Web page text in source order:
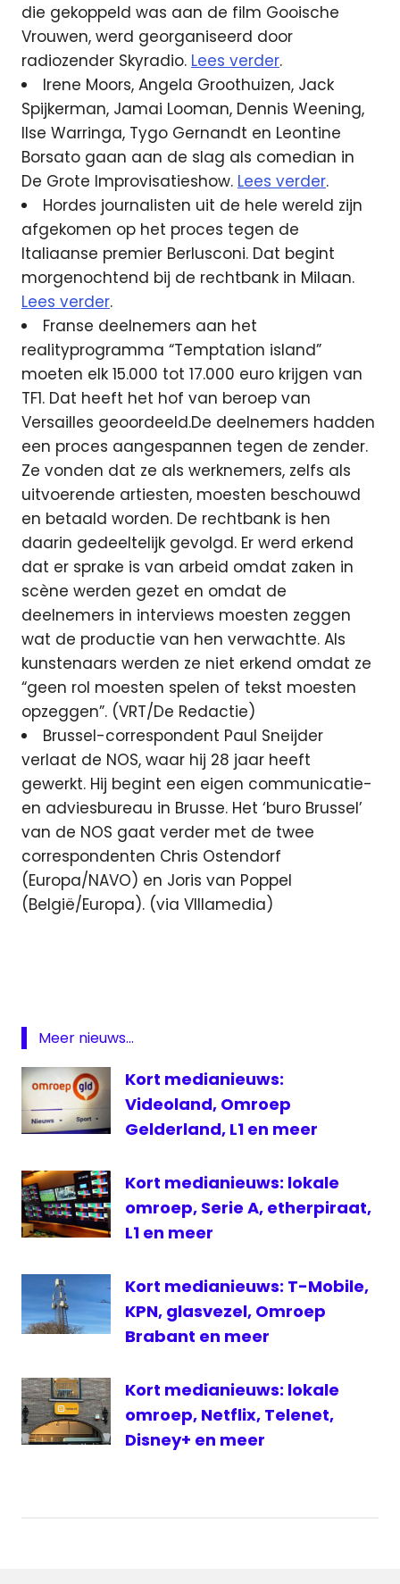
die gekoppeld was aan de film Gooische
Vrouwen, werd georganiseerd door
radiozender Skyradio. Lees verder.
Irene Moors, Angela Groothuizen, Jack
Spijkerman, Jamai Looman, Dennis Weening,
Ilse Warringa, Tygo Gernandt en Leontine
Borsato gaan aan de slag als comedian in
De Grote Improvisatieshow. Lees verder.
Hordes journalisten uit de hele wereld zijn
afgekomen op het proces tegen de
Italiaanse premier Berlusconi. Dat begint
morgenochtend bij de rechtbank in Milaan.
Lees verder.
Franse deelnemers aan het
realityprogramma “Temptation island”
moeten elk 15.000 tot 17.000 euro krijgen van
TF1. Dat heeft het hof van beroep van
Versailles geoordeeld.De deelnemers hadden
een proces aangespannen tegen de zender.
Ze vonden dat ze als werknemers, zelfs als
uitvoerende artiesten, moesten beschouwd
en betaald worden. De rechtbank is hen
daarin gedeeltelijk gevolgd. Er werd erkend
dat er sprake is van arbeid omdat zaken in
scène werden gezet en omdat de
deelnemers in interviews moesten zeggen
wat de productie van hen verwachtte. Als
kunstenaars werden ze niet erkend omdat ze
“geen rol moesten spelen of tekst moesten
opzeggen”. (VRT/De Redactie)
Brussel-correspondent Paul Sneijder
verlaat de NOS, waar hij 28 jaar heeft
gewerkt. Hij begint een eigen communicatie-
en adviesbureau in Brusse. Het ‘buro Brussel’
van de NOS gaat verder met de twee
correspondenten Chris Ostendorf
(Europa/NAVO) en Joris van Poppel
(België/Europa). (via VIllamedia)
Meer nieuws...
Kort medianieuws:
Videoland, Omroep
Gelderland, L1 en meer
Kort medianieuws: lokale
omroep, Serie A, etherpiraat,
L1 en meer
Kort medianieuws: T-Mobile,
KPN, glasvezel, Omroep
Brabant en meer
Kort medianieuws: lokale
omroep, Netflix, Telenet,
Disney+ en meer